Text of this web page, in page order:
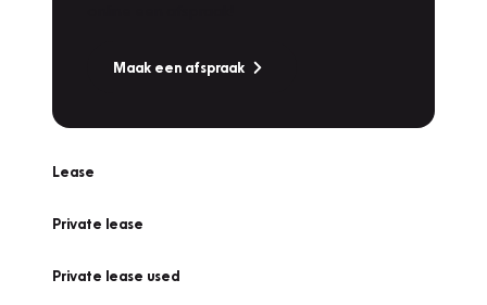
Maak een afspraak
Lease
Private lease
Private lease used